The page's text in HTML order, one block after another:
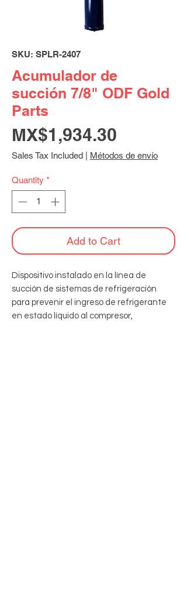
SKU: SPLR-2407
Acumulador de
succión 7/8" ODF Gold
Parts
MX$1,934.30
Sales Tax Included Métodos de envío
Quantity *
Add to Cart
Dispositivo instalado en la línea de
succión de sistemas de refrigeración
para prevenir el ingreso de refrigerante
en estado líquido al compresor,